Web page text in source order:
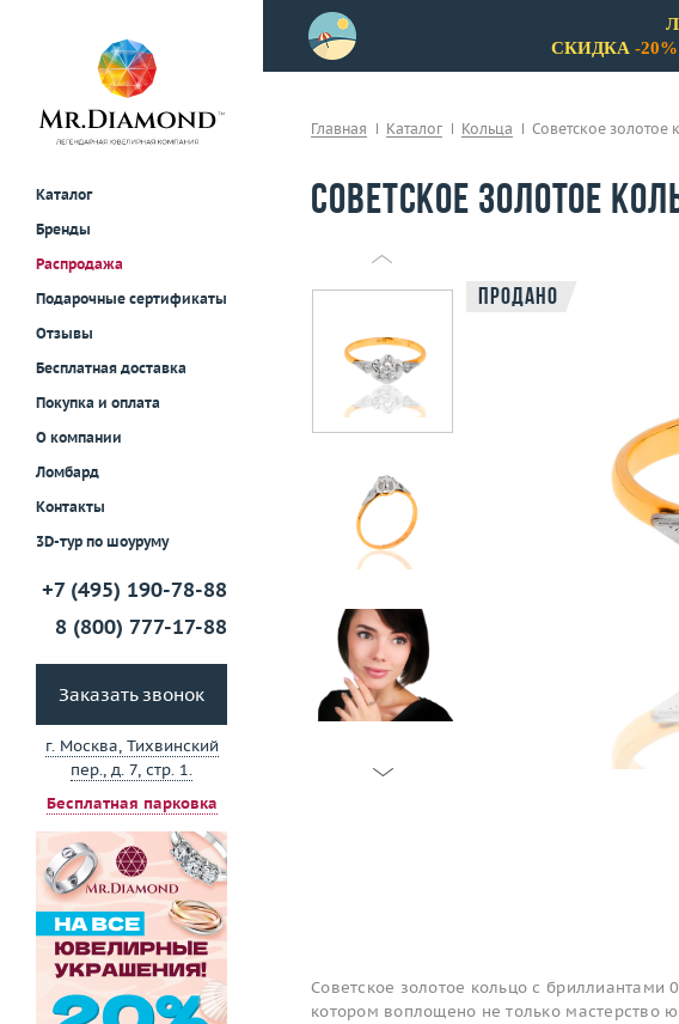
Каталог
Бренды
Распродажа
Подарочные сертификаты
Отзывы
Бесплатная доставка
Покупка и оплата
О компании
Ломбард
Контакты
3D-тур по шоуруму
+7 (495) 190-78-88
8 (800) 777-17-88
Заказать звонок
г. Москва, Тихвинский
пер., д. 7, стр. 1.
Бесплатная парковка
примерки!
СКИДКА -20%
Главная Каталог Кольца Советское золотое
Советское золотое
Продано
Советское золотое кольцо с
котором воплощено не только мастерство